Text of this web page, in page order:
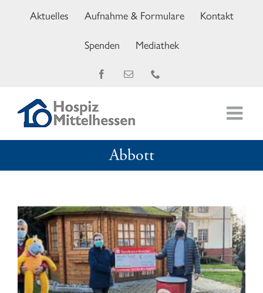
Aktuelles Aufnahme & Formulare
Kontakt
Spenden
Mediathek
Facebook
E-
Abbott